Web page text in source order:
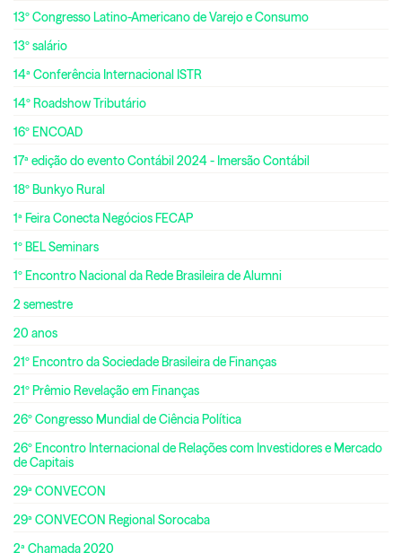
13º Congresso Latino-Americano de Varejo e Consumo
13º salário
14ª Conferência Internacional ISTR
14º Roadshow Tributário
16º ENCOAD
17ª edição do evento Contábil 2024 - Imersão Contábil
18º Bunkyo Rural
1ª Feira Conecta Negócios FECAP
1º BEL Seminars
1º Encontro Nacional da Rede Brasileira de Alumni
2 semestre
20 anos
21º Encontro da Sociedade Brasileira de Finanças
21º Prêmio Revelação em Finanças
26º Congresso Mundial de Ciência Política
26º Encontro Internacional de Relações com Investidores e Mercado
de Capitais
29ª CONVECON
29ª CONVECON Regional Sorocaba
2ª Chamada 2020